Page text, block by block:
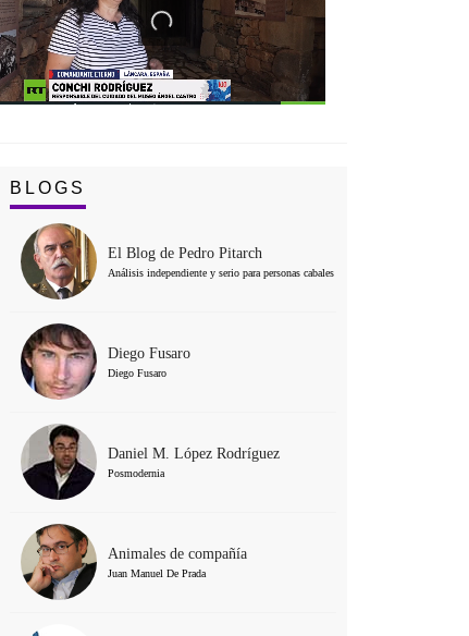
BLOGS
El Blog de Pedro Pitarch
Análisis independiente y serio para personas cabales
Diego Fusaro
Diego Fusaro
Daniel M. López Rodríguez
Posmodernia
Animales de compañía
Juan Manuel De Prada